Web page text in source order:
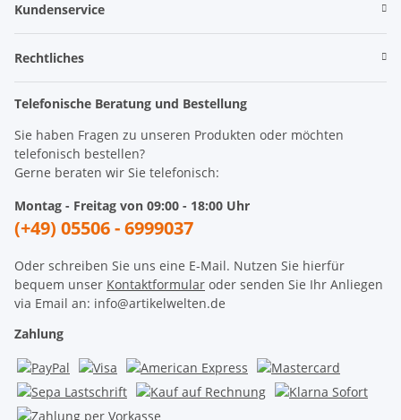
Kundenservice
Rechtliches
Telefonische Beratung und Bestellung
Sie haben Fragen zu unseren Produkten oder möchten
telefonisch bestellen?
Gerne beraten wir Sie telefonisch:
Montag - Freitag von 09:00 - 18:00 Uhr
(+49) 05506 - 6999037
Oder schreiben Sie uns eine E-Mail. Nutzen Sie hierfür
bequem unser Kontaktformular oder senden Sie Ihr Anliegen
via Email an: info@artikelwelten.de
Zahlung